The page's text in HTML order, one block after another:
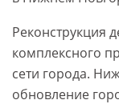
Реконструкция
комплексного
сети города.
обновление